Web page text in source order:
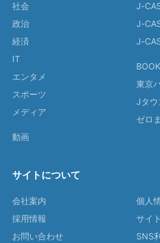
社会
政治
経済
IT
エンタメ
スポーツ
メディア
動画
J-
J-
J-
東京
Jタウ
ゼロ
サイトについて
会社案内
採用情報
お問い合わせ
個人
サイ
SNS